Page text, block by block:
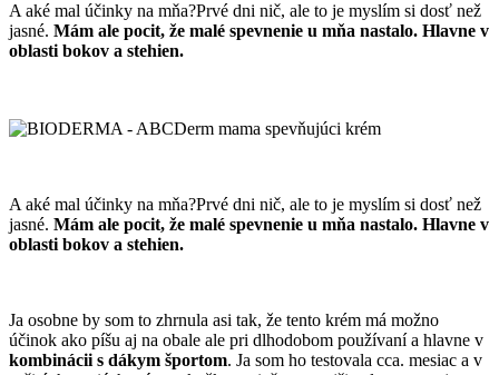
A aké mal účinky na mňa?Prvé dni nič, ale to je myslím si dosť než
jasné. Mám ale pocit, že malé spevnenie u mňa nastalo. Hlavne v
oblasti bokov a stehien.
A aké mal účinky na mňa?Prvé dni nič, ale to je myslím si dosť než
jasné. Mám ale pocit, že malé spevnenie u mňa nastalo. Hlavne v
oblasti bokov a stehien.
Ja osobne by som to zhrnula asi tak, že tento krém má možno
účinok ako píšu aj na obale ale pri dlhodobom používaní a hlavne v
kombinácii s dákym športom. Ja som ho testovala cca. mesiac a v